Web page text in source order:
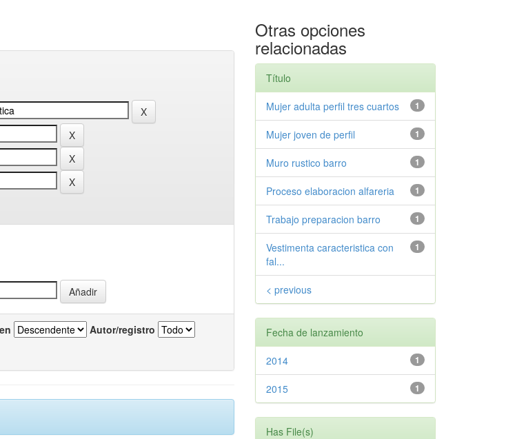
Autor/registro
Otras opciones
relacionadas
Título
1
Mujer adulta perfil tres cuartos
1
Mujer joven de perfil
1
Muro rustico barro
1
Proceso elaboracion alfareria
1
Trabajo preparacion barro
1
Vestimenta caracteristica con
fal...
< previous
Fecha de lanzamiento
1
2014
1
2015
Has File(s)